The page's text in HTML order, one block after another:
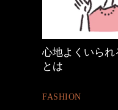
【ワーママのき
ュアル通勤】
FASHION